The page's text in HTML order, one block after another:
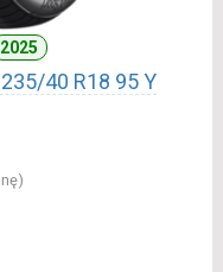
2025
235/40 R18 95 Y